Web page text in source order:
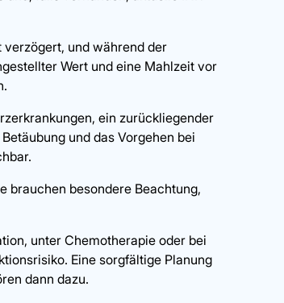
verzögert, und während der
Wert und eine Mahlzeit vor
ein zurückliegender
und das Vorgehen bei
brauchen besondere Beachtung,
unter Chemotherapie oder bei
Eine sorgfältige Planung
dann dazu.